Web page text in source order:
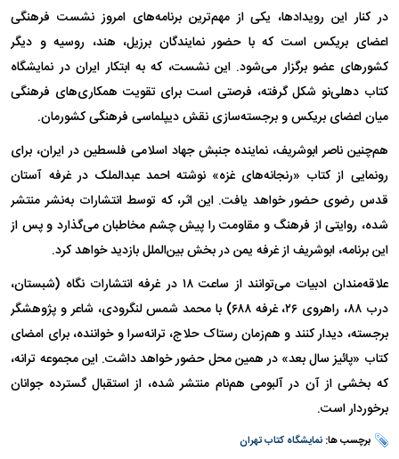
در کنار این رویدادها، یکی از مهم‌ترین برنامه‌های امروز نشست فرهنگی
اعضای بریکس است که با حضور نمایندگان برزیل، هند، روسیه و دیگر
کشور‌های عضو برگزار می‌شود. این نشست، که به ابتکار ایران در نمایشگاه
کتاب دهلی‌نو شکل گرفته، فرصتی است برای تقویت همکاری‌های فرهنگی
میان اعضای بریکس و برجسته‌سازی نقش دیپلماسی فرهنگی کشورمان.
هم‌چنین ناصر ابوشریف، نماینده جنبش جهاد اسلامی فلسطین در ایران، برای
رونمایی از کتاب «رنجانه‌های غزه» نوشته احمد عبدالملک در غرفه آستان
قدس رضوی حضور خواهد یافت. این اثر، که توسط انتشارات به‌نشر منتشر
شده، روایتی از فرهنگ و مقاومت را پیش چشم مخاطبان می‌گذارد و پس از
این برنامه، ابوشریف از غرفه یمن در بخش بین‌الملل بازدید خواهد کرد.
علاقه‌مندان ادبیات می‌توانند از ساعت ۱۸ در غرفه انتشارات نگاه (شبستان،
درب ۸۸، راهروی ۲۶، غرفه ۶۸۸) با محمد شمس لنگرودی، شاعر و پژوهشگر
برجسته، دیدار کنند و هم‌زمان رستاک حلاج، ترانه‌سرا و خواننده، برای امضای
کتاب «پائیز سال بعد» در همین محل حضور خواهد داشت. این مجموعه ترانه،
که بخشی از آن در آلبومی هم‌نام منتشر شده، از استقبال گسترده جوانان
برخوردار است.
برچسب ها:نمایشگاه کتاب تهران